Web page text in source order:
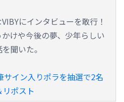
にインタビューを敢行！
けや今後の夢、少年らしい
聞いた。
サイン入りポラを抽選で2名
ポスト